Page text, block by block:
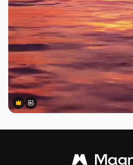
Premium
Premium
Được tạo ra bởi AI